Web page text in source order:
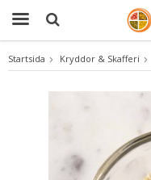
Produkten
Startsida Kryddor & Skafferi